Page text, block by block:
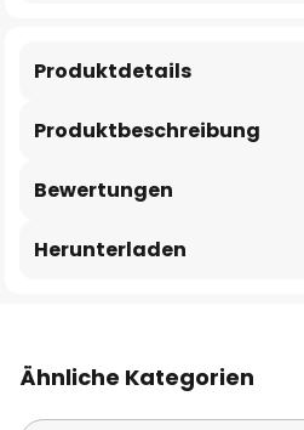
Produktbeschreibung
Produktdetails
Bewertungen
Herunterladen
Ähnliche Kategorien